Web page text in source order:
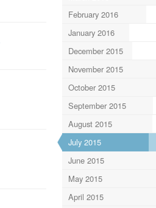
February 2016
January 2016
December 2015
November 2015
October 2015
September 2015
August 2015
July 2015
June 2015
May 2015
April 2015